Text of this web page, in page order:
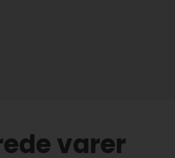
varer